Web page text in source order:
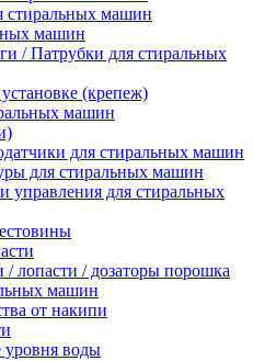
машин
машин
/ Патрубки для стиральных
(крепеж)
машин
для стиральных машин
для стиральных машин
управления для стиральных
/ лопасти / дозаторы порошка
машин
от накипи
уровня воды